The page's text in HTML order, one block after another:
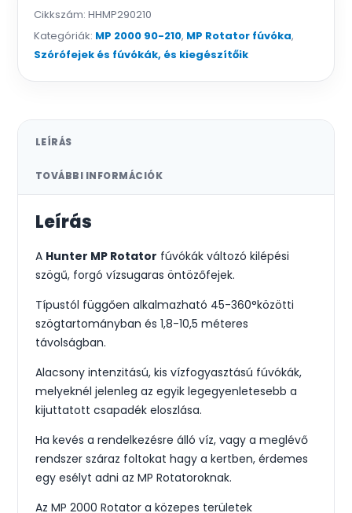
Cikkszám: HHMP290210
Kategóriák: MP 2000 90-210, MP Rotator fúvóka,
Szórófejek és fúvókák, és kiegészítőik
LEÍRÁS
TOVÁBBI INFORMÁCIÓK
Leírás
A Hunter MP Rotator fúvókák változó kilépési
szögű, forgó vízsugaras öntözőfejek.
Típustól függően alkalmazható 45-360°közötti
szögtartományban és 1,8-10,5 méteres
távolságban.
Alacsony intenzitású, kis vízfogyasztású fúvókák,
melyeknél jelenleg az egyik legegyenletesebb a
kijuttatott csapadék eloszlása.
Ha kevés a rendelkezésre álló víz, vagy a meglévő
rendszer száraz foltokat hagy a kertben, érdemes
egy esélyt adni az MP Rotatoroknak.
Az MP 2000 Rotator a közepes területek